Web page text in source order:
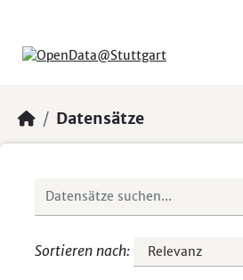
Datensätze
Sortieren nach